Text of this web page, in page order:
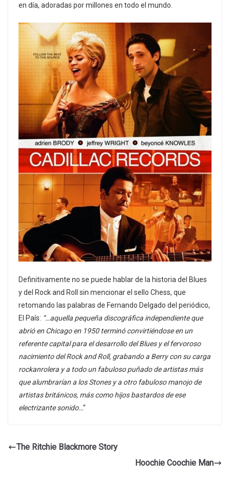
en día, adoradas por millones en todo el mundo.
Definitivamente no se puede hablar de la historia del Blues
y del Rock and Roll sin mencionar el sello Chess, que
retomando las palabras de Fernando Delgado del periódico,
El País: “…aquella pequeña discográfica independiente que
abrió en Chicago en 1950 terminó convirtiéndose en un
referente capital para el desarrollo del Blues y el fervoroso
nacimiento del Rock and Roll, grabando a Berry con su carga
rockanrolera y a todo un fabuloso puñado de artistas más
que alumbrarían a los Stones y a otro fabuloso manojo de
artistas británicos, más como hijos bastardos de ese
electrizante sonido…”
The Ritchie Blackmore Story
Hoochie Coochie Man